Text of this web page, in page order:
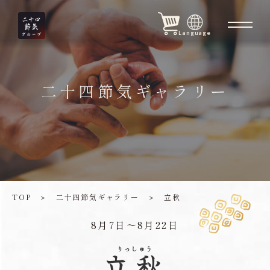
Language
二十四節気ギャラリー
TOP ＞ 二十四節気ギャラリー ＞ 立秋
8月7日〜8月22日
りっしゅう